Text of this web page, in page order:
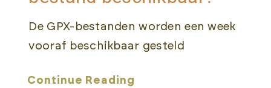
De GPX-bestanden worden een week
vooraf beschikbaar gesteld
Continue Reading